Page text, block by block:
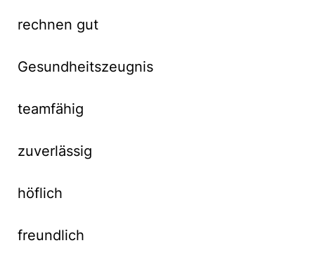
rechnen gut
Gesundheitszeugnis
teamfähig
zuverlässig
höflich
freundlich